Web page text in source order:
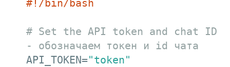
# Set the API token and chat ID
- обозначаем токен и id чата
API_TOKEN="token"